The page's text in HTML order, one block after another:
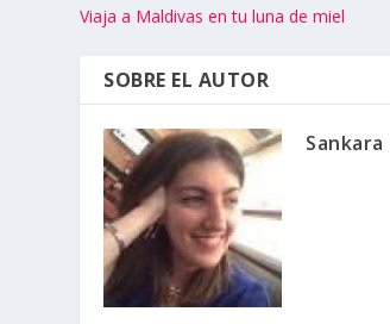
Viaja a Maldivas en tu luna de miel
SOBRE EL AUTOR
Sankara